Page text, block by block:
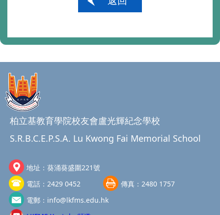
柏立基教育學院校友會盧光輝紀念學校
S.R.B.C.E.P.S.A. Lu Kwong Fai Memorial School
地址： 葵涌葵盛圍221號
電話： 2429 0452 傳真： 2480 1757
電郵： info@lkfms.edu.hk